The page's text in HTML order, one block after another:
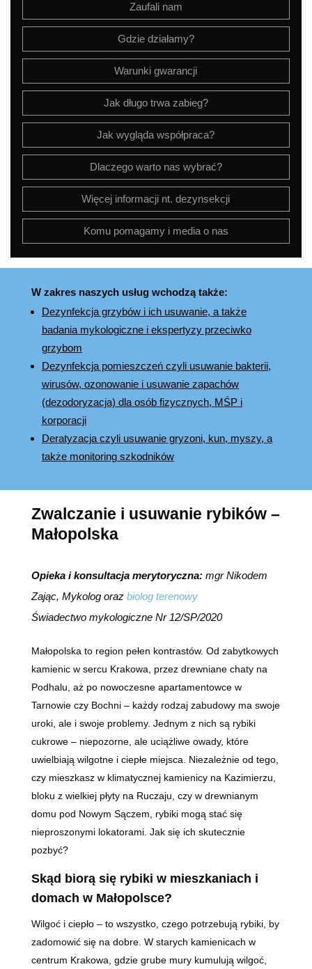
Zaufali nam
Gdzie działamy?
Warunki gwarancji
Jak długo trwa zabieg?
Jak wygląda współpraca?
Dlaczego warto nas wybrać?
Więcej informacji nt. dezynsekcji
Komu pomagamy i media o nas
W zakres naszych usług wchodzą także:
Dezynfekcja grzybów i ich usuwanie, a także
badania mykologiczne i ekspertyzy przeciwko
grzybom
Dezynfekcja pomieszczeń czyli usuwanie bakterii,
wirusów, ozonowanie i usuwanie zapachów
(dezodoryzacja) dla osób fizycznych, MŚP i
korporacji
Deratyzacja czyli usuwanie gryzoni, kun, myszy, a
także monitoring szkodników
Zwalczanie i usuwanie rybików –
Małopolska
Opieka i konsultacja merytoryczna:mgr Nikodem
Zając, Mykolog oraz biolog terenowy
Świadectwo mykologiczne Nr 12/SP/2020
Małopolska to region pełen kontrastów. Od zabytkowych
kamienic w sercu Krakowa, przez drewniane chaty na
Podhalu, aż po nowoczesne apartamentowce w
Tarnowie czy Bochni – każdy rodzaj zabudowy ma swoje
uroki, ale i swoje problemy. Jednym z nich są rybiki
cukrowe – niepozorne, ale uciążliwe owady, które
uwielbiają wilgotne i ciepłe miejsca. Niezależnie od tego,
czy mieszkasz w klimatycznej kamienicy na Kazimierzu,
bloku z wielkiej płyty na Ruczaju, czy w drewnianym
domu pod Nowym Sączem, rybiki mogą stać się
nieproszonymi lokatorami. Jak się ich skutecznie
pozbyć?
Skąd biorą się rybiki w mieszkaniach i
domach w Małopolsce?
Wilgoć i ciepło – to wszystko, czego potrzebują rybiki, by
zadomowić się na dobre. W starych kamienicach w
centrum Krakowa, gdzie grube mury kumulują wilgoć,